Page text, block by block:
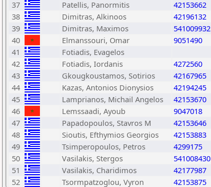
37
Patellis, Panormitis 42153662
38
Dimitras, Alkinoos 42196132
39
Dimitras, Maximos 541009932
40
Elmanssouri, Omar 9051490
41
Fotiadis, Evagelos
42
Fotiadis, Iordanis 4272560
43
Gkougkoustamos, Sotirios 42167965
44
Kazas, Antonios Dionysios 42194245
45
Lamprianos, Michail Angelos 42153670
46
Lemssaadi, Ayoub 9047018
47
Papadopoulos, Stavros M 42153646
48
Sioutis, Efthymios Georgios 42153883
49
Tsimperopoulos, Petros 4299175
50
Vasilakis, Stergos 541008430
51
Vasilakis, Charidimos 42177987
52
Tsormpatzoglou, Vyron 42153875